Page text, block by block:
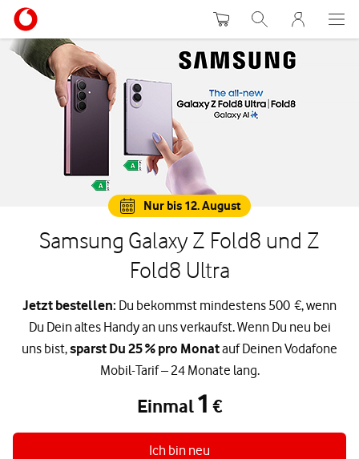
WarenkorbSuche MeinVodafone
Nur bis 12. August
Samsung Galaxy Z Fold8 und Z
Fold8 Ultra
Jetzt bestellen: Du bekommst mindestens 500 €, wenn
Du Dein altes Handy an uns verkaufst. Wenn Du neu bei
uns bist,sparst Du 25 % pro Monatauf Deinen Vodafone
Mobil-Tarif – 24 Monate lang.
Einmal 1 €
Einmal1 €
Ich bin neu